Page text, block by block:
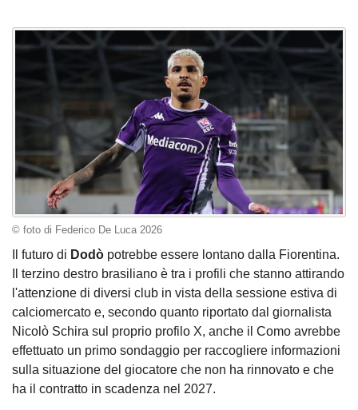
© foto di Federico De Luca 2026
Il futuro di Dodò potrebbe essere lontano dalla Fiorentina.
Il terzino destro brasiliano è tra i profili che stanno attirando
l'attenzione di diversi club in vista della sessione estiva di
calciomercato e, secondo quanto riportato dal giornalista
Nicolò Schira sul proprio profilo X, anche il Como avrebbe
effettuato un primo sondaggio per raccogliere informazioni
sulla situazione del giocatore che non ha rinnovato e che
ha il contratto in scadenza nel 2027.